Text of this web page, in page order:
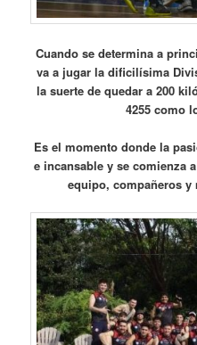
Cuando se determina a
va a jugar la dificilísima
la suerte de quedar a 200
4255 como
Es el momento donde la
e incansable y se comienza
equipo, compañeros y